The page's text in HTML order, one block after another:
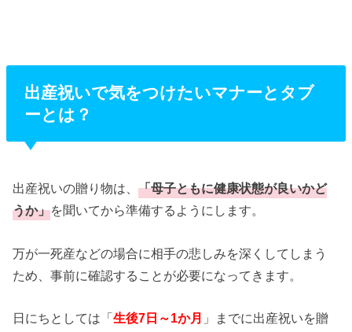
出産祝いで気をつけたいマナーとタブ
ーとは？
出産祝いの贈り物は、「母子ともに健康状態が良いかど
うか」を聞いてから準備するようにします。
万が一死産などの場合に相手の悲しみを深くしてしまう
ため、事前に確認することが必要になってきます。
日にちとしては「生後7日～1か月 」までに出産祝いを贈